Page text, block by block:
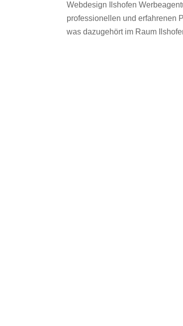
Webdesign Ilshofen
professionellen und erfahrenen
was dazugehört im Raum